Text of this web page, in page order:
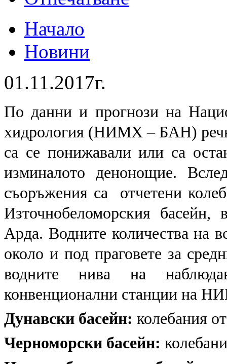
Начало
Новини
01.11.2017г.
По данни и прогнози на
хидрология (НИМХ – БАН)
са се понижавали или са
изминалото денонощие.
съоръжения са отчетени
Източнобеломорския
Арда. Водните количества на
около и под праговете за
водните нива на
конвенционални станции на
Дунавски басейн: колебания
Черноморски басейн: